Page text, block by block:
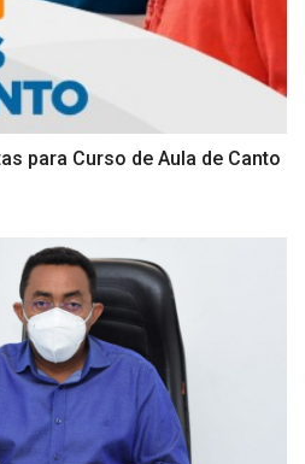
para Curso de Aula de Canto